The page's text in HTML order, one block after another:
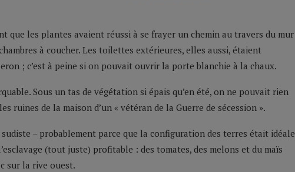
que les plantes avaient réussi à se frayer un chemin au travers du mur
à coucher. Les toilettes extérieures, elles aussi, étaient
; c’est à peine si on pouvait ouvrir la porte blanchie à la chaux.
Sous un tas de végétation si épais qu’en été, on ne pouvait rien
ruines de la maison d’un « vétéran de la Guerre de sécession ».
– probablement parce que la configuration des terres était idéale
(tout juste) profitable : des tomates, des melons et du maïs
sur la rive ouest.